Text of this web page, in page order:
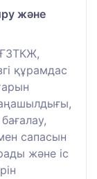
және
ҒЗТКЖ,
құрамдас
сапасын
және іс